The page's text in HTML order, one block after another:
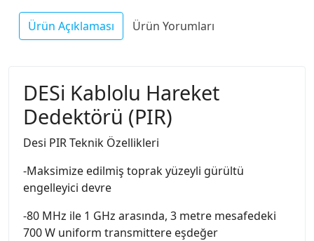
Ürün Açıklaması Ürün Yorumları
DESi Kablolu Hareket
Dedektörü (PIR)
Desi PIR Teknik Özellikleri
-Maksimize edilmiş toprak yüzeyli gürültü
engelleyici devre
-80 MHz ile 1 GHz arasında, 3 metre mesafedeki
700 W uniform transmittere eşdeğer